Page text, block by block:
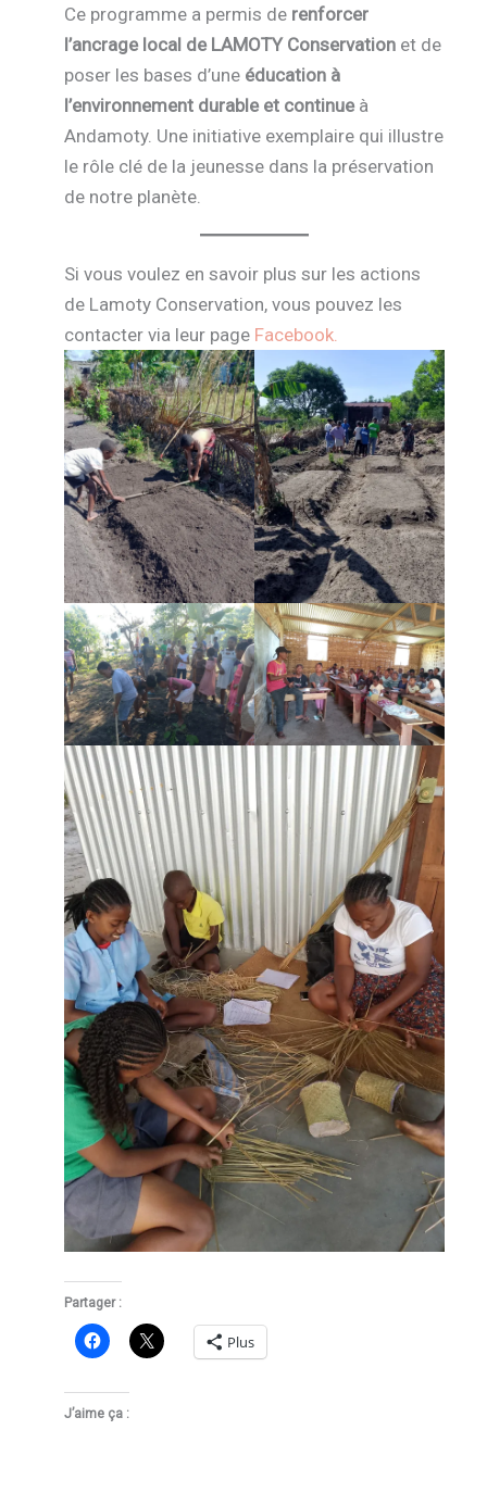
Ce programme a permis de renforcer
l’ancrage local de LAMOTY Conservation et de
poser les bases d’une éducation à
l’environnement durable et continueà
Andamoty. Une initiative exemplaire qui illustre
le rôle clé de la jeunesse dans la préservation
de notre planète.
Si vous voulez en savoir plus sur les actions
de Lamoty Conservation, vous pouvez les
contacter via leur page Facebook.
Partager :
Plus
J’aime ça :